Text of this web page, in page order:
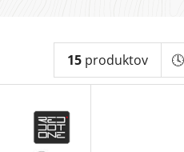
15 produktov